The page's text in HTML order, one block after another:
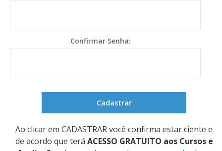
Confirmar Senha:
Ao clicar em CADASTRAR você confirma estar ciente e
de acordo que terá ACESSO GRATUITO aos Cursos e